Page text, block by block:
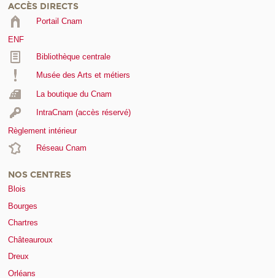
ACCÈS DIRECTS
Portail Cnam
ENF
Bibliothèque centrale
Musée des Arts et métiers
La boutique du Cnam
IntraCnam (accès réservé)
Règlement intérieur
Réseau Cnam
NOS CENTRES
Blois
Bourges
Chartres
Châteauroux
Dreux
Orléans